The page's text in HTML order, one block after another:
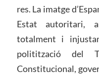
res. La imatge
Estat autoritari,
totalment i
politització del
Constitucional,